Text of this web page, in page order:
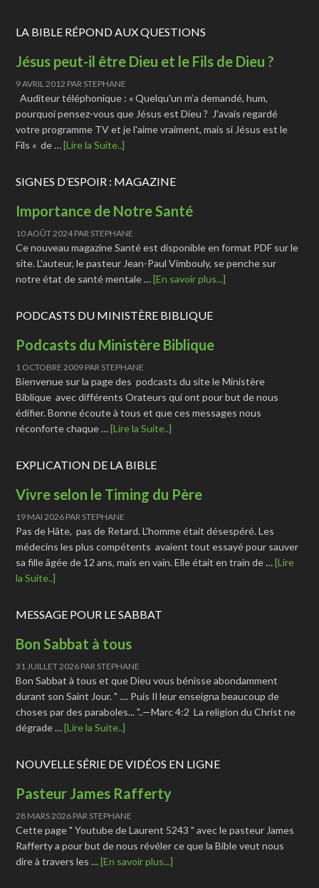
LA BIBLE RÉPOND AUX QUESTIONS
Jésus peut-il être Dieu et le Fils de Dieu ?
9 AVRIL 2012 PAR STEPHANE
Auditeur téléphonique : « Quelqu'un m’a demandé, hum,
pourquoi pensez-vous que Jésus est Dieu ? J'avais regardé
votre programme TV et je l'aime vraiment, mais si Jésus est le
Fils « de …[Lire la Suite..]
SIGNES D’ESPOIR : MAGAZINE
Importance de Notre Santé
10 AOÛT 2024PAR STEPHANE
Ce nouveau magazine Santé est disponible en format PDF sur le
site. L'auteur, le pasteur Jean-Paul Vimbouly, se penche sur
notre état de santé mentale …[En savoir plus...]
PODCASTS DU MINISTÈRE BIBLIQUE
Podcasts du Ministère Biblique
1 OCTOBRE 2009 PAR STEPHANE
Bienvenue sur la page des podcasts du site le Ministère
Biblique avec différents Orateurs qui ont pour but de nous
édifier. Bonne écoute à tous et que ces messages nous
réconforte chaque …[Lire la Suite..]
EXPLICATION DE LA BIBLE
Vivre selon le Timing du Père
19 MAI 2026 PAR STEPHANE
Pas de Hâte, pas de Retard. L'homme était désespéré. Les
médecins les plus compétents avaient tout essayé pour sauver
sa fille âgée de 12 ans, mais en vain. Elle était en train de …[Lire
la Suite..]
MESSAGE POUR LE SABBAT
Bon Sabbat à tous
31 JUILLET 2026 PAR STEPHANE
Bon Sabbat à tous et que Dieu vous bénisse abondamment
durant son Saint Jour. " .... Puis Il leur enseigna beaucoup de
choses par des paraboles... "..—Marc 4:2 La religion du Christ ne
dégrade …[Lire la Suite..]
NOUVELLE SÉRIE DE VIDÉOS EN LIGNE
Pasteur James Rafferty
28 MARS 2026 PAR STEPHANE
Cette page " Youtube de Laurent 5243 " avec le pasteur James
Rafferty a pour but de nous révéler ce que la Bible veut nous
dire à travers les …[En savoir plus...]